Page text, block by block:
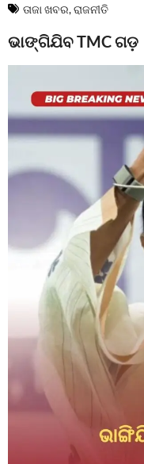
ତାଜା ଖବର,ରାଜନୀତି
ଭାଙ୍ଗିଯିବ TMC ଗଡ଼